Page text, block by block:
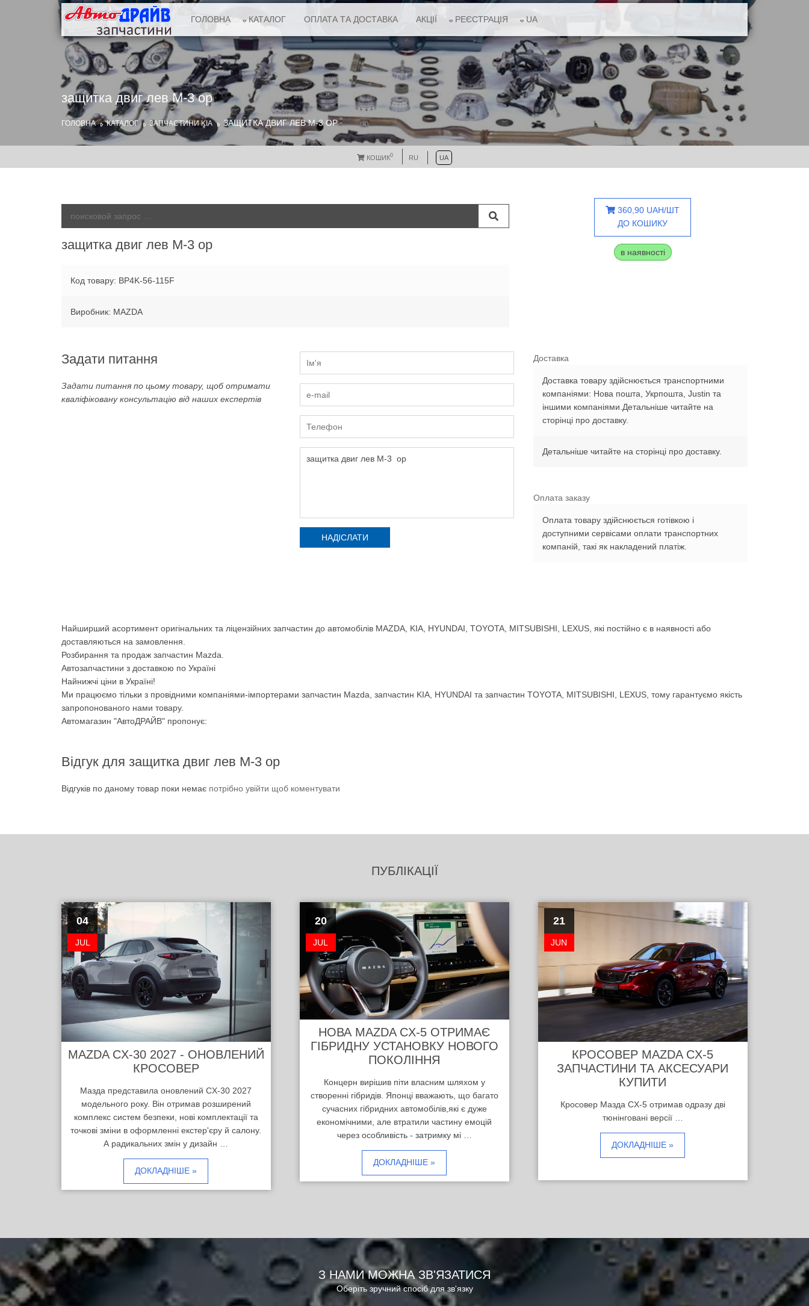
ГОЛОВНА КАТАЛОГ ОПЛАТА ТА ДОСТАВКА АКЦІЇ РЕЄСТРАЦІЯ UA
защитка двиг лев М-3 ор
ГОЛОВНА КАТАЛОГ ЗАПЧАСТИНИ KIA ЗАЩИТКА ДВИГ ЛЕВ М-3 ОР
КОШИК0 RU UA
защитка двиг лев М-3 ор
Код товару: BP4K-56-115F
Виробник: MAZDA
360,90 UAH/ШТ
ДО КОШИКУ
в наявності
Задати питання
Задати питання по цьому товару, щоб отримати
кваліфіковану консультацію від наших експертів
Доставка
Доставка товару здійснюється транспортними
компаніями: Нова пошта, Укрпошта, Justin та
іншими компаніями.Детальніше читайте на
сторінці про доставку.
Детальніше читайте на сторінці про доставку.
Оплата заказу
Оплата товару здійснюється готівкою і
доступними сервісами оплати транспортних
компаній, такі як накладений платіж.
Найширший асортимент оригінальних та ліцензійних запчастин до автомобілів MAZDA, KIA, HYUNDAI, TOYOTA, MITSUBISHI, LEXUS, які постійно є в наявності або
доставляються на замовлення.
Розбирання та продаж запчастин Mazda.
Автозапчастини з доставкою по Україні
Найнижчі ціни в Україні!
Ми працюємо тільки з провідними компаніями-імпортерами запчастин Mazda, запчастин KIA, HYUNDAI та запчастин TOYOTA, MITSUBISHI, LEXUS, тому гарантуємо якість
запропонованого нами товару.
Автомагазин "АвтоДРАЙВ" пропонує:
Відгук для защитка двиг лев М-3 ор
Відгуків по даному товар поки немає потрібно увійти щоб коментувати
ПУБЛІКАЦІЇ
04
JUL
MAZDA CX-30 2027 - ОНОВЛЕНИЙ
КРОСОВЕР
Мазда представила оновлений CX-30 2027
модельного року. Він отримав розширений
комплекс систем безпеки, нові комплектації та
точкові зміни в оформленні екстер'єру й салону.
А радикальних змін у дизайн …
ДОКЛАДНІШЕ »
20
JUL
НОВА MAZDA CX-5 ОТРИМАЄ
ГІБРИДНУ УСТАНОВКУ НОВОГО
ПОКОЛІННЯ
Концерн вирішив піти власним шляхом у
створенні гібридів. Японці вважають, що багато
сучасних гібридних автомобілів,які є дуже
економічними, але втратили частину емоцій
через особливість - затримку мі …
ДОКЛАДНІШЕ »
21
JUN
КРОСОВЕР MAZDA CX-5
ЗАПЧАСТИНИ ТА АКСЕСУАРИ
КУПИТИ
Кросовер Мазда CX-5 отримав одразу дві
тюнінговані версії …
ДОКЛАДНІШЕ »
З НАМИ МОЖНА ЗВ'ЯЗАТИСЯ
Оберіть зручний спосіб для зв'язку